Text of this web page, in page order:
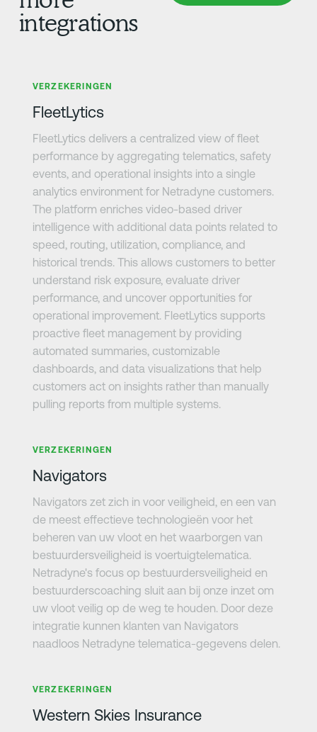
integrations
VERZEKERINGEN
FleetLytics
FleetLytics delivers a centralized view of fleet
performance by aggregating telematics, safety
events, and operational insights into a single
analytics environment for Netradyne customers.
The platform enriches video-based driver
intelligence with additional data points related to
speed, routing, utilization, compliance, and
historical trends. This allows customers to better
understand risk exposure, evaluate driver
performance, and uncover opportunities for
operational improvement. FleetLytics supports
proactive fleet management by providing
automated summaries, customizable
dashboards, and data visualizations that help
customers act on insights rather than manually
pulling reports from multiple systems.
VERZEKERINGEN
Navigators
Navigators zet zich in voor veiligheid, en een van
de meest effectieve technologieën voor het
beheren van uw vloot en het waarborgen van
bestuurdersveiligheid is voertuigtelematica.
Netradyne's focus op bestuurdersveiligheid en
bestuurderscoaching sluit aan bij onze inzet om
uw vloot veilig op de weg te houden. Door deze
integratie kunnen klanten van Navigators
naadloos Netradyne telematica-gegevens delen.
VERZEKERINGEN
Western Skies Insurance